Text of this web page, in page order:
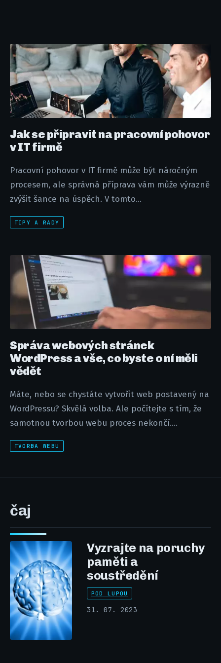
Jak se připravit na pracovní pohovor
v IT firmě
Pracovní pohovor v IT firmě může být náročným
procesem, ale správná příprava vám může výrazně
zvýšit šance na úspěch. V tomto...
TIPY A RADY
Správa webových stránek
WordPress a vše, co byste o ní měli
vědět
Máte, nebo se chystáte vytvořit web postavený na
WordPressu? Skvělá volba. Ale počítejte s tím, že
samotnou tvorbou webu proces nekončí....
TVORBA WEBU
čaj
Vyzrajte na poruchy
paměti a
soustředění
POD LUPOU
31. 07. 2023